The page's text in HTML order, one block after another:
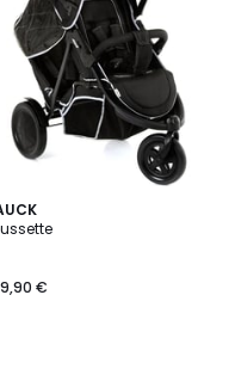
€